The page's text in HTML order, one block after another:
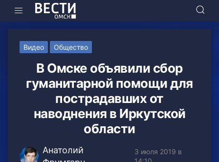
Видео Общество
В Омске объявили сбор
гуманитарной помощи для
пострадавших от
наводнения в Иркутской
области
Анатолий
3 июля 2019 в